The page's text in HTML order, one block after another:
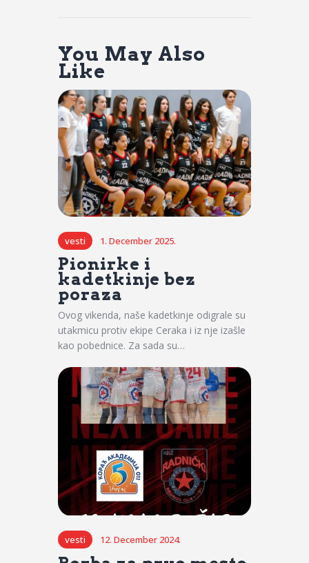
You May Also
Like
vesti 1. December 2025.
Pionirke i
kadetkinje bez
poraza
Ovog vikenda, naše kadetkinje odigrale su
utakmicu protiv ekipe Ceraka i iz nje izašle
kao pobednice. Za sada su…
vesti 12. December 2024.